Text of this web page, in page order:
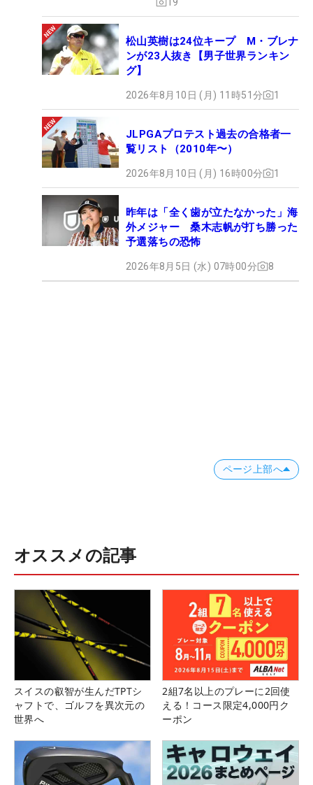
松山英樹は24位キープ M・ブレナ
ンが23人抜き【男子世界ランキン
グ】
2026年8月10日 (月) 11時51分 1
JLPGAプロテスト過去の合格者一
覧リスト（2010年〜）
2026年8月10日 (月) 16時00分 1
昨年は「全く歯が立たなかった」海
外メジャー 桑木志帆が打ち勝った
予選落ちの恐怖
2026年8月5日 (水) 07時00分 8
ページ上部へ
オススメの記事
スイスの叡智が生んだTPTシ
ャフトで、ゴルフを異次元の
世界へ
2組7名以上のプレーに2回使
える！コース限定4,000円ク
ーポン